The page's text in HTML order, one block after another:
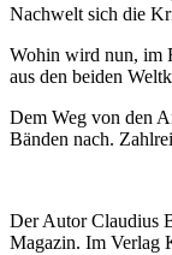
Nachwelt sich die
Wohin wird nun, im
aus den beiden
Dem Weg von den
Bänden nach.
Der Autor Claudius
Magazin. Im Verlag